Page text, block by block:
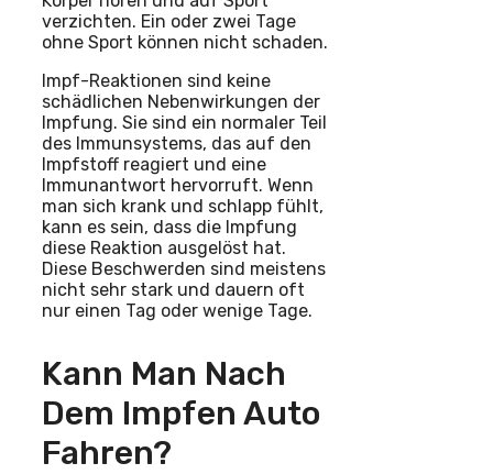
verzichten. Ein oder zwei Tage
ohne Sport können nicht schaden.
Impf-Reaktionen sind keine
schädlichen Nebenwirkungen der
Impfung. Sie sind ein normaler Teil
des Immunsystems, das auf den
Impfstoff reagiert und eine
Immunantwort hervorruft. Wenn
man sich krank und schlapp fühlt,
kann es sein, dass die Impfung
diese Reaktion ausgelöst hat.
Diese Beschwerden sind meistens
nicht sehr stark und dauern oft
nur einen Tag oder wenige Tage.
Kann Man Nach
Dem Impfen Auto
Fahren?